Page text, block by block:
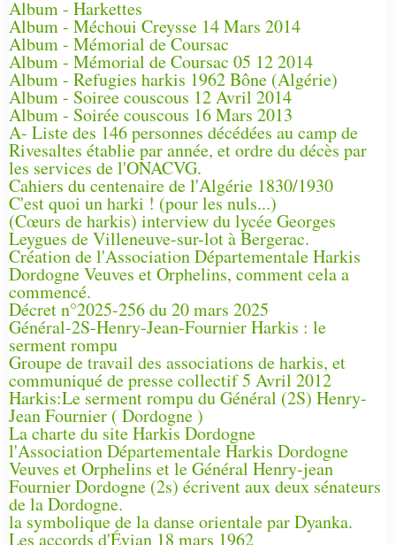
Album - Harkettes
Album - Méchoui Creysse 14 Mars 2014
Album - Mémorial de Coursac
Album - Mémorial de Coursac 05 12 2014
Album - Refugies harkis 1962 Bône (Algérie)
Album - Soiree couscous 12 Avril 2014
Album - Soirée couscous 16 Mars 2013
A- Liste des 146 personnes décédées au camp de
Rivesaltes établie par année, et ordre du décès par
les services de l'ONACVG.
Cahiers du centenaire de l'Algérie 1830/1930
C'est quoi un harki ! (pour les nuls...)
(Cœurs de harkis) interview du lycée Georges
Leygues de Villeneuve-sur-lot à Bergerac.
Création de l'Association Départementale Harkis
Dordogne Veuves et Orphelins, comment cela a
commencé.
Décret n°2025-256 du 20 mars 2025
Général-2S-Henry-Jean-Fournier Harkis : le
serment rompu
Groupe de travail des associations de harkis, et
communiqué de presse collectif 5 Avril 2012
Harkis:Le serment rompu du Général (2S) Henry-
Jean Fournier ( Dordogne )
La charte du site Harkis Dordogne
l'Association Départementale Harkis Dordogne
Veuves et Orphelins et le Général Henry-jean
Fournier Dordogne (2s) écrivent aux deux sénateurs
de la Dordogne.
la symbolique de la danse orientale par Dyanka.
Les accords d'Évian 18 mars 1962